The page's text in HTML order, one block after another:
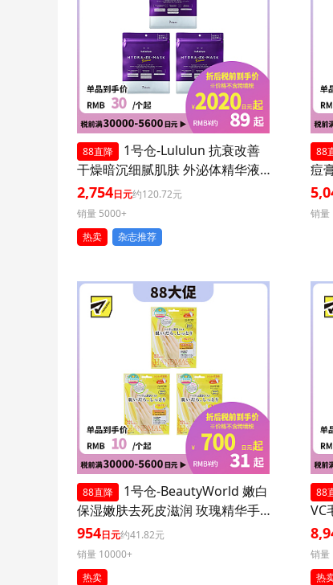
88直降
1号仓-Lululun 抗衰改善
干燥暗沉细腻肌肤 外泌体精华液
保湿面膜 7片 3个装 Exosome 增
加肌肤弹力透明感
2,754日元约120.72元
销量 5000+
热卖
杂志推荐
88
痘
印
医
销量
88直降
1号仓-BeautyWorld 嫩白
保湿嫩肤去死皮滋润 玫瑰精华手
膜 3个装 LUCKY TRENDY 补水护
肤去角质双手部护理
954日元约41.82元
销量 10000+
热卖
88
VC
装
销量
热